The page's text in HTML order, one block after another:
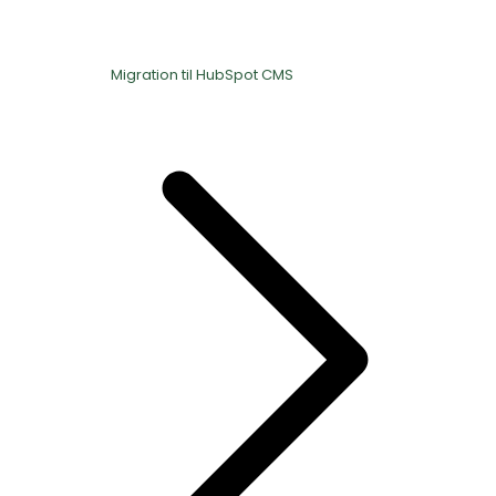
Migration til HubSpot CMS